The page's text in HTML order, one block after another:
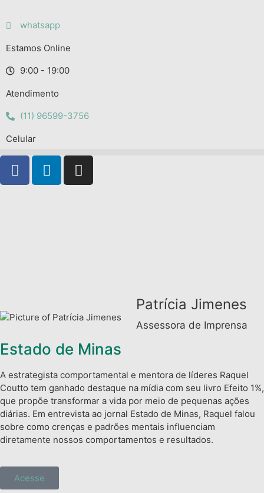
whatsapp
Estamos Online
9:00 - 19:00
Atendimento
(11) 96599-3756
Celular
Patrícia Jimenes
Assessora de Imprensa
Estado de Minas
A estrategista comportamental e mentora de líderes Raquel
Coutto tem ganhado destaque na mídia com seu livro Efeito 1%,
que propõe transformar a vida por meio de pequenas ações
diárias. Em entrevista ao jornal Estado de Minas, Raquel falou
sobre como crenças e padrões mentais influenciam
diretamente nossos comportamentos e resultados.
Acesse